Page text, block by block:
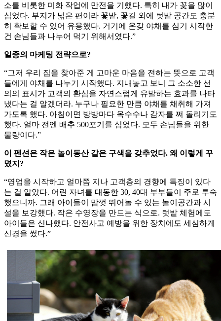
소를 비롯한 미화 작업에 만전을 기했다. 특히 내가 꽃을 많이
심었다. 부지가 넓은 편이라 꽃밭, 꽃길 외에 텃밭 공간도 충분
히 확보할 수 있어 유용했다. 거기에 온갖 야채를 심기 시작한
건 손님들과 나누어 먹기 위해서였다.”
일종의 마케팅 전략으로?
“그저 우리 집을 찾아준 게 고마운 마음을 전하는 뜻으로 고객
들에게 야채를 나누기 시작했다. 지내놓고 보니 그 소소한 선
의의 표시가 고객의 환심을 자연스럽게 유발하는 효과를 나타
냈다는 걸 알겠더라. 누구나 필요한 만큼 야채를 채취해 가져
가도록 했다. 아침이면 방방마다 옥수수나 감자를 쪄 돌리기도
했다. 얼마 전엔 배추 500포기를 심었다. 모두 손님들을 위한
물량이다.”
이 펜션은 작은 놀이동산 같은 구색을 갖추었다. 왜 이렇게 꾸
몄지?
“영업을 시작하고 얼마쯤 지나 고객층의 경향에 특징이 있다
는 걸 알았다. 어린 자녀를 대동한 30, 40대 부부들이 주로 투숙
했으니까. 그래 아이들이 맘껏 뛰어놀 수 있는 놀이공간과 시
설을 보강했다. 작은 수영장을 만드는 식으로. 텃밭 체험에도
아이들은 신나했다. 안전사고 예방을 위한 장치에도 세심하게
신경을 썼다.”